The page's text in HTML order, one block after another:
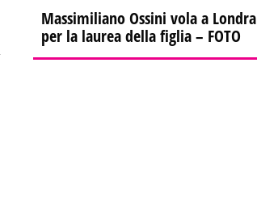
Massimiliano Ossini vola a Londra
per la laurea della figlia – FOTO